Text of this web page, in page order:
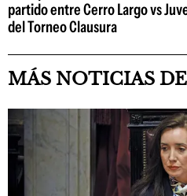
partido entre Cerro Largo vs
del Torneo Clausura
MÁS NOTICIAS